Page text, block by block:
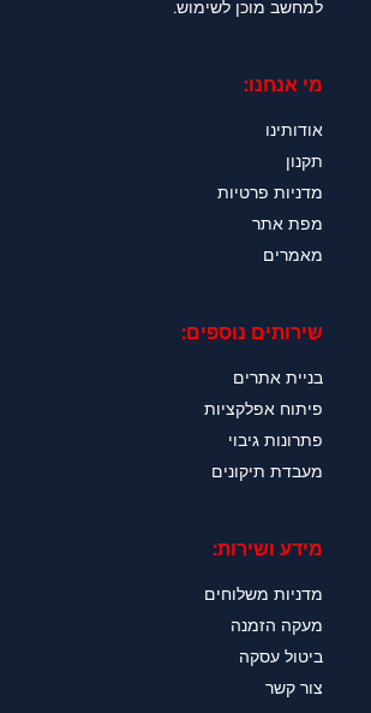
למחשב מוכן לשימוש.
מי אנחנו:
אודותינו
תקנון
מדניות פרטיות
מפת אתר
מאמרים
שירותים נוספים:
בניית אתרים
פיתוח אפלקציות
פתרונות גיבוי
מעבדת תיקונים
מידע ושירות:
מדניות משלוחים
מעקה הזמנה
ביטול עסקה
צור קשר